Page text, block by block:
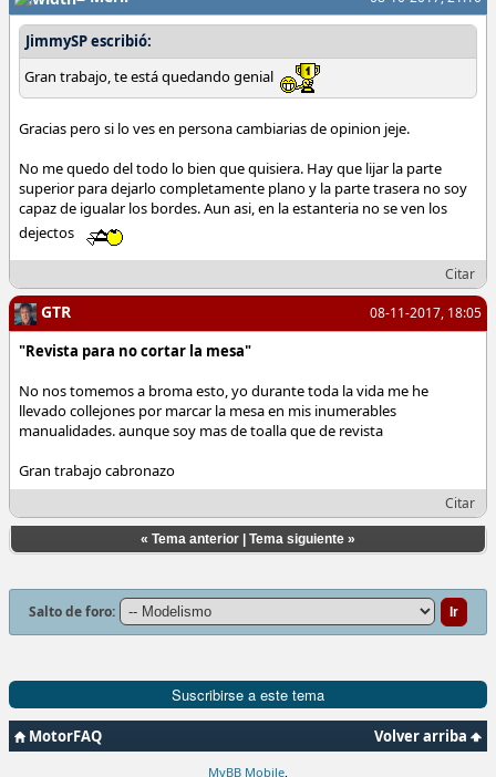
JimmySP escribió:
Gran trabajo, te está quedando genial
Gracias pero si lo ves en persona cambiarias de opinion jeje.
No me quedo del todo lo bien que quisiera. Hay que lijar la parte
superior para dejarlo completamente plano y la parte trasera no soy
capaz de igualar los bordes. Aun asi, en la estanteria no se ven los
dejectos
Citar
08-11-2017, 18:05
GTR
"Revista para no cortar la mesa"
No nos tomemos a broma esto, yo durante toda la vida me he
llevado collejones por marcar la mesa en mis inumerables
manualidades. aunque soy mas de toalla que de revista
Gran trabajo cabronazo
Citar
« Tema anterior | Tema siguiente »
Salto de foro:
Suscribirse a este tema
Volver arriba
MotorFAQ
MyBB Mobile